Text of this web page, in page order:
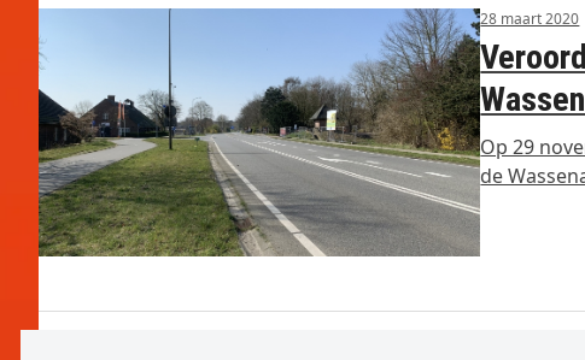
28 maart 2020
Op 29
de